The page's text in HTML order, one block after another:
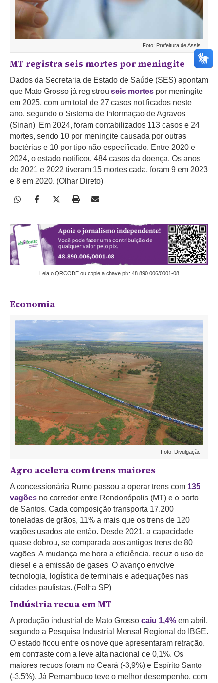
Foto: Prefeitura de Assis
MT registra seis mortes por meningite
Dados da Secretaria de Estado de Saúde (SES) apontam
que Mato Grosso já registrou seis mortes por meningite
em 2025, com um total de 27 casos notificados neste
ano, segundo o Sistema de Informação de Agravos
(Sinan). Em 2024, foram contabilizados 113 casos e 24
mortes, sendo 10 por meningite causada por outras
bactérias e 10 por tipo não especificado. Entre 2020 e
2024, o estado notificou 484 casos da doença. Os anos
de 2021 e 2022 tiveram 15 mortes cada, foram 9 em 2023
e 8 em 2020. (Olhar Direto)
Leia o QRCODE ou copie a chave pix: 48.890.006/0001-08
Economia
Foto: Divulgação
Agro acelera com trens maiores
A concessionária Rumo passou a operar trens com 135
vagões no corredor entre Rondonópolis (MT) e o porto
de Santos. Cada composição transporta 17.200
toneladas de grãos, 11% a mais que os trens de 120
vagões usados até então. Desde 2021, a capacidade
quase dobrou, se comparada aos antigos trens de 80
vagões. A mudança melhora a eficiência, reduz o uso de
diesel e a emissão de gases. O avanço envolve
tecnologia, logística de terminais e adequações nas
cidades paulistas. (Folha SP)
Indústria recua em MT
A produção industrial de Mato Grosso caiu 1,4% em abril,
segundo a Pesquisa Industrial Mensal Regional do IBGE.
O estado ficou entre os nove que apresentaram retração,
em contraste com a leve alta nacional de 0,1%. Os
maiores recuos foram no Ceará (-3,9%) e Espírito Santo
(-3,5%). Já Pernambuco teve o melhor desempenho, com